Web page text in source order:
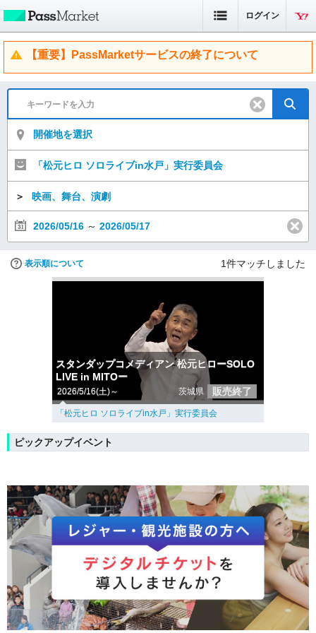
ログイン
【重要】PassMarketサービスの終了について
開催地を選択
「松元ヒロ ソロライブin水戸」実行委員会
＞ 映画、舞台、演劇
2026/05/16 ～ 2026/05/17
表示順について 1件マッチしました
スタンダップコメディアン 松元ヒローSOLO
LIVE in MITOー
2026/5/16(土)～ 茨城県 販売終了
「松元ヒロ ソロライブin水戸」実行委員会
ピックアップイベント